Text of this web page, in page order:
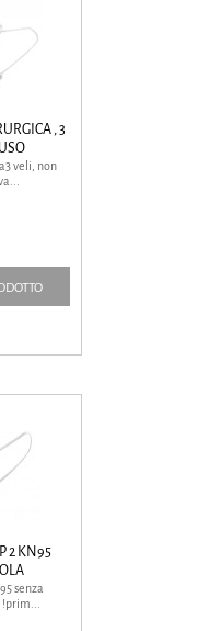
, 3
veli, non
2 KN95
senza